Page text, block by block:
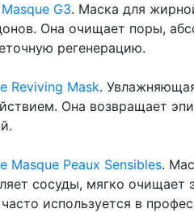
G3. Маска для
Она очищает поры,
регенерацию.
Reviving Mask.
Она возвращает
Masque Peaux Sensibles.
сосуды, мягко
используется в